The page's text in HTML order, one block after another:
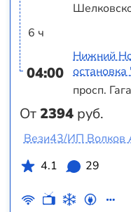
6 ч
04:00
От2394 руб.
Нижний
просп.
Вези43/ИП
4.1
29